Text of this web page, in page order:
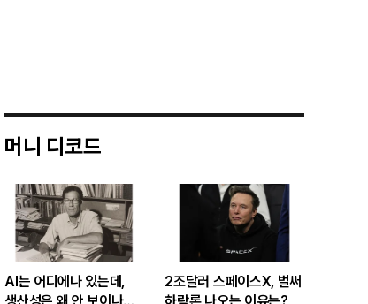
머니 디코드
AI는 어디에나 있는데,
2조달러 스페이스X, 벌써